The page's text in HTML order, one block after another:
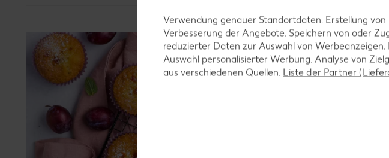
Verwendung genauer Standortdaten. Erstellung
Verbesserung der Angebote. Speichern von oder
reduzierter Daten zur Auswahl von
Auswahl personalisierter Werbung. Analyse von
aus verschiedenen Quellen. Liste der Partner